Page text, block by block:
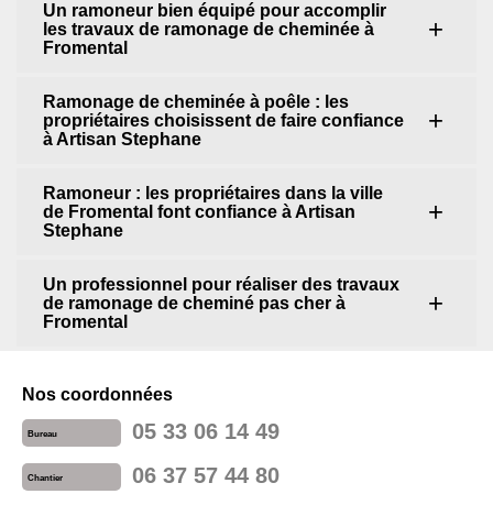
Un ramoneur bien équipé pour accomplir
les travaux de ramonage de cheminée à
Fromental
Ramonage de cheminée à poêle : les
propriétaires choisissent de faire confiance
à Artisan Stephane
Ramoneur : les propriétaires dans la ville
de Fromental font confiance à Artisan
Stephane
Un professionnel pour réaliser des travaux
de ramonage de cheminé pas cher à
Fromental
Nos coordonnées
Bureau 05 33 06 14 49
Chantier 06 37 57 44 80